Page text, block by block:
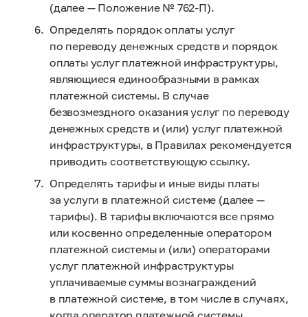
(далее — Положение № 762-П).
Определять порядок оплаты услуг
по переводу денежных средств и порядок
оплаты услуг платежной инфраструктуры,
являющиеся единообразными в рамках
платежной системы. В случае
безвозмездного оказания услуг по переводу
денежных средств и (или) услуг платежной
инфраструктуры, в Правилах рекомендуется
приводить соответствующую ссылку.
Определять тарифы и иные виды платы
за услуги в платежной системе (далее —
тарифы). В тарифы включаются все прямо
или косвенно определенные оператором
платежной системы и (или) операторами
услуг платежной инфраструктуры
уплачиваемые суммы вознаграждений
в платежной системе, в том числе в случаях,